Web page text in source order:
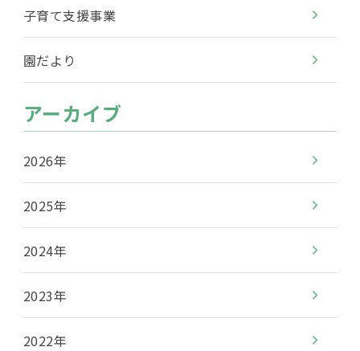
子育て支援事業
園だより
アーカイブ
2026年
2025年
2024年
2023年
2022年